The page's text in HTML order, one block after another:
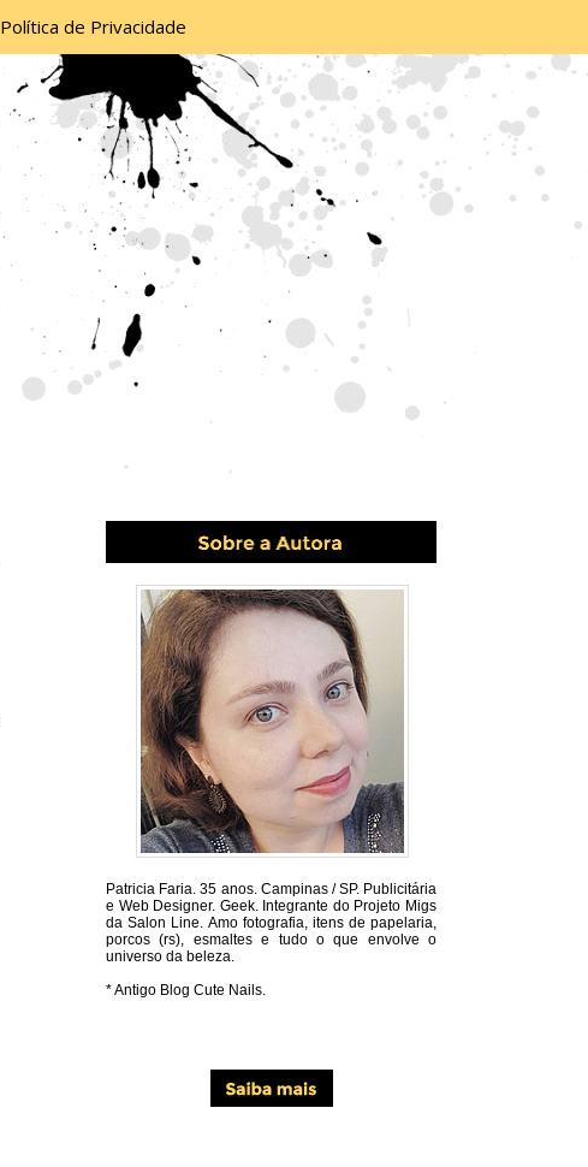
Política de Privacidade
Patricia Faria.35 anos. Campinas / SP. Publicitária
e Web Designer. Geek. Integrante do Projeto Migs
da Salon Line. Amo fotografia, itens de papelaria,
porcos (rs), esmaltes e tudo o que envolve o
universo da beleza.
* Antigo Blog Cute Nails.